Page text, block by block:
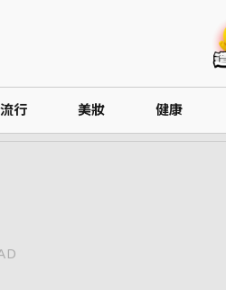
流行 美妝 健康